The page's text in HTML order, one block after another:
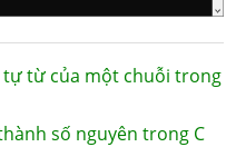
từ của một chuỗi trong
số nguyên trong C